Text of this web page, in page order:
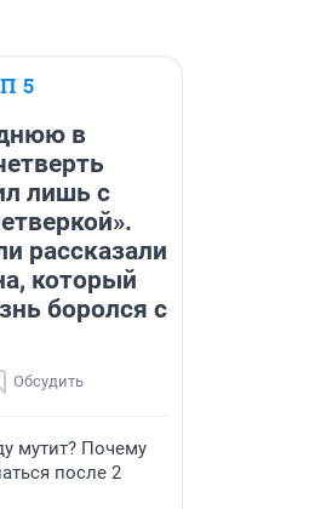
5
в
лишь с
рассказали
который
боролся с
Обсудить
мутит? Почему
после 2